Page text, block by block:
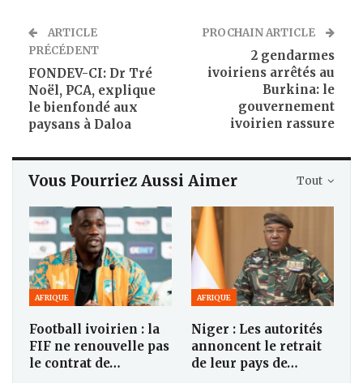
ARTICLE
PRÉCÉDENT
FONDEV-CI: Dr Tré
Noël, PCA, explique
le bienfondé aux
paysans à Daloa
PROCHAIN ARTICLE
2 gendarmes
ivoiriens arrêtés au
Burkina: le
gouvernement
ivoirien rassure
Tout
Vous Pourriez Aussi Aimer
AFRIQUE
Football ivoirien : la
FIF ne renouvelle pas
le contrat de…
AFRIQUE
Niger : Les autorités
annoncent le retrait
de leur pays de…